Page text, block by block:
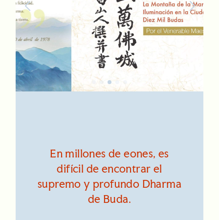
En millones de eones, es
difícil de encontrar el
supremo y profundo Dharma
de Buda.